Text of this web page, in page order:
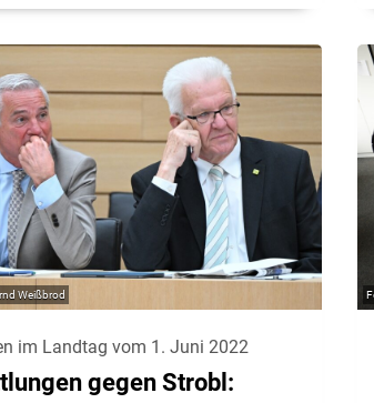
Weißbrod
im Landtag vom 1. Juni 2022
gegen Strobl: